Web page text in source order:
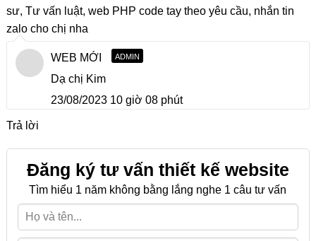
sư, Tư vấn luật, web PHP code tay theo yêu cầu, nhắn tin
zalo cho chị nha
WEB MỚI ADMIN
Dạ chị Kim
23/08/2023 10 giờ 08 phút
Trả lời
Đăng ký tư vấn thiết kế website
Tìm hiểu 1 năm không bằng lắng nghe 1 câu tư vấn